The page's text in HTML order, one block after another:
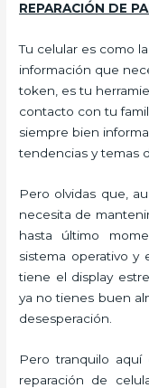
REPARACIÓN DE
Tu celular es como
información que
token, es tu
contacto con tu
siempre bien
tendencias y temas
Pero olvidas que,
necesita de
hasta último
sistema operativo y
tiene el display
ya no tienes buen
desesperación.
Pero tranquilo
reparación de